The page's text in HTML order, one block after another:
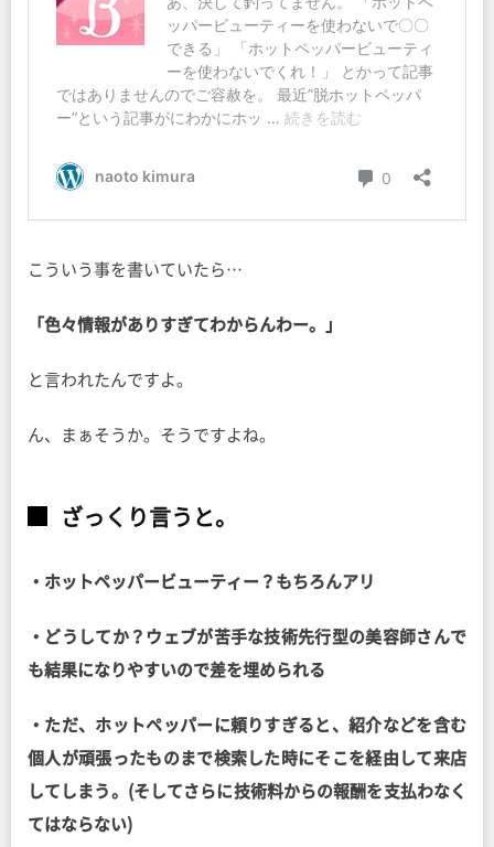
こういう事を書いていたら…
「色々情報がありすぎてわからんわー。」
と言われたんですよ。
ん、まぁそうか。そうですよね。
ざっくり言うと。
・ホットペッパービューティー？もちろんアリ
・どうしてか？ウェブが苦手な技術先行型の美容師さんで
も結果になりやすいので差を埋められる
・ただ、ホットペッパーに頼りすぎると、紹介などを含む
個人が頑張ったものまで検索した時にそこを経由して来店
してしまう。(そしてさらに技術料からの報酬を支払わなく
てはならない)